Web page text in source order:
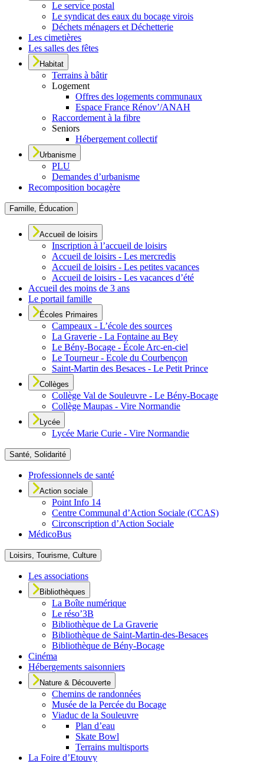
Le service postal
Le syndicat des eaux du bocage virois
Déchets ménagers et Déchetterie
Les cimetières
Les salles des fêtes
Habitat
Terrains à bâtir
Logement
Offres des logements communaux
Espace France Rénov’/ANAH
Raccordement à la fibre
Seniors
Hébergement collectif
Urbanisme
PLU
Demandes d’urbanisme
Recomposition bocagère
Famille, Éducation
Accueil de loisirs
Inscription à l’accueil de loisirs
Accueil de loisirs - Les mercredis
Accueil de loisirs - Les petites vacances
Accueil de loisirs - Les vacances d’été
Accueil des moins de 3 ans
Le portail famille
Écoles Primaires
Campeaux - L’école des sources
La Graverie - La Fontaine au Bey
Le Bény-Bocage - École Arc-en-ciel
Le Tourneur - Ecole du Courbençon
Saint-Martin des Besaces - Le Petit Prince
Collèges
Collège Val de Souleuvre - Le Bény-Bocage
Collège Maupas - Vire Normandie
Lycée
Lycée Marie Curie - Vire Normandie
Santé, Solidarité
Professionnels de santé
Action sociale
Point Info 14
Centre Communal d’Action Sociale (CCAS)
Circonscription d’Action Sociale
MédicoBus
Loisirs, Tourisme, Culture
Les associations
Bibliothèques
La Boîte numérique
Le réso’3B
Bibliothèque de La Graverie
Bibliothèque de Saint-Martin-des-Besaces
Bibliothèque de Bény-Bocage
Cinéma
Hébergements saisonniers
Nature & Découverte
Chemins de randonnées
Musée de la Percée du Bocage
Viaduc de la Souleuvre
Plan d’eau
Skate Bowl
Terrains multisports
La Foire d’Etouvy